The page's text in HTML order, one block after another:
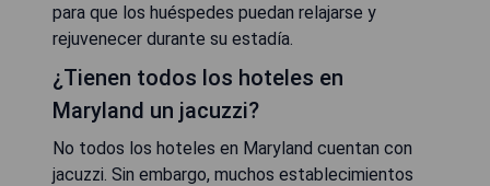
para que los huéspedes puedan relajarse y
rejuvenecer durante su estadía.
¿Tienen todos los hoteles en
Maryland un jacuzzi?
No todos los hoteles en Maryland cuentan con
jacuzzi. Sin embargo, muchos establecimientos